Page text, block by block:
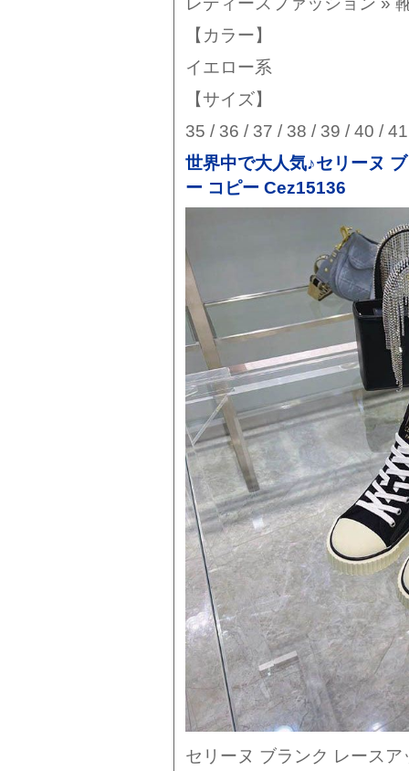
【カラー】
イエロー系
【サイズ】
35 / 36 / 37 / 38 / 39 / 40 /
世界中で大人気♪セリーヌ
ー コピー Cez15136
セリーヌ ブランク レース